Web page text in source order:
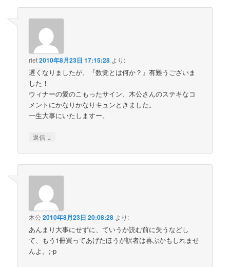
riet2010年8月23日 17:15:28 より:
遅くなりましたが、『数覚とは何か？』有難うございま
した！
ウィナーの愛のこもったサイン、木公さんのステキなコ
メントにかなりかなりキュンときました。
一生大事にいたしますー。
返信 ↓
木公2010年8月23日 20:08:28 より:
あんまり大事にせずに、ていうか読む前に失うなどし
て、もう1冊買ってあげたほうが訳者は喜ぶかもしれませ
んよ。;-p